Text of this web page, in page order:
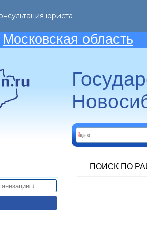
Московская область
ПОИСК ПО